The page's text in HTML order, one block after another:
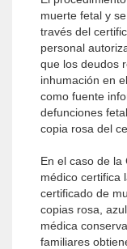
muerte fetal y
través del
personal
que los deudos
inhumación en
como fuente
defunciones
copia rosa del
En el caso de la
médico certifica
certificado de
copias rosa,
médica
familiares